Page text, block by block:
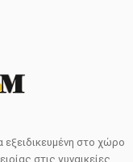
εξειδικευμένη στο χώρο
στις γυναικείες,